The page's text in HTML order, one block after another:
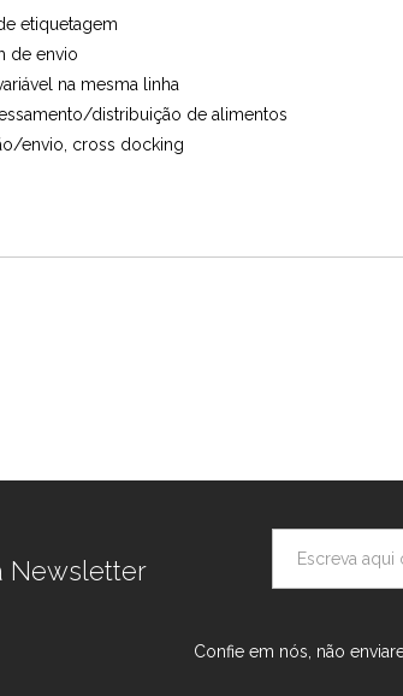
etiquetagem
de envio
na mesma linha
distribuição de alimentos
envio, cross docking
Newsletter
Confie em nós, não